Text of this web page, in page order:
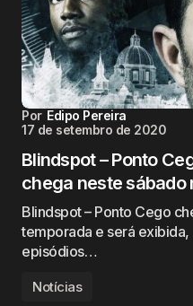
Por Edipo Pereira
17 de setembro de 2020
Blindspot – Ponto
chega neste sábado
Blindspot – Ponto Cego
temporada e será
episódios…
Notícias